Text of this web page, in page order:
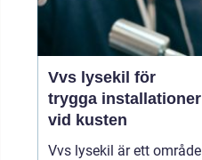
Vvs lysekil för
trygga installationer
vid kusten
Vvs lysekil är ett område